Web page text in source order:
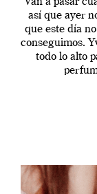
así que ayer
que este día
conseguimos.
todo lo alto